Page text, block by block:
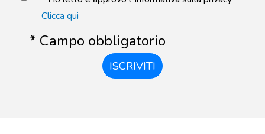
Clicca qui
* Campo obbligatorio
ISCRIVITI